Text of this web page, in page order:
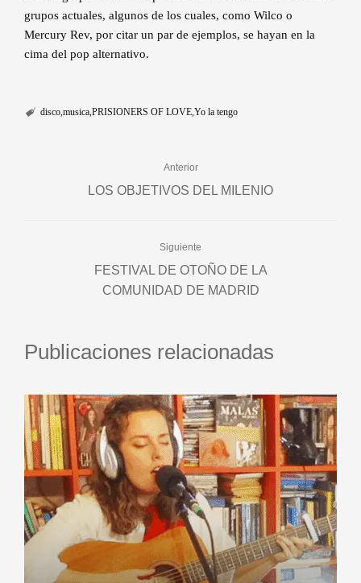
grupos actuales, algunos de los cuales, como Wilco o
Mercury Rev, por citar un par de ejemplos, se hayan en la
cima del pop alternativo.
disco musica PRISIONERS OF LOVE Yo la tengo
Anterior
LOS OBJETIVOS DEL MILENIO
Siguiente
FESTIVAL DE OTOÑO DE LA
COMUNIDAD DE MADRID
Publicaciones relacionadas